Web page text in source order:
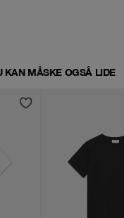
KAN MÅSKE OGSÅ LIDE